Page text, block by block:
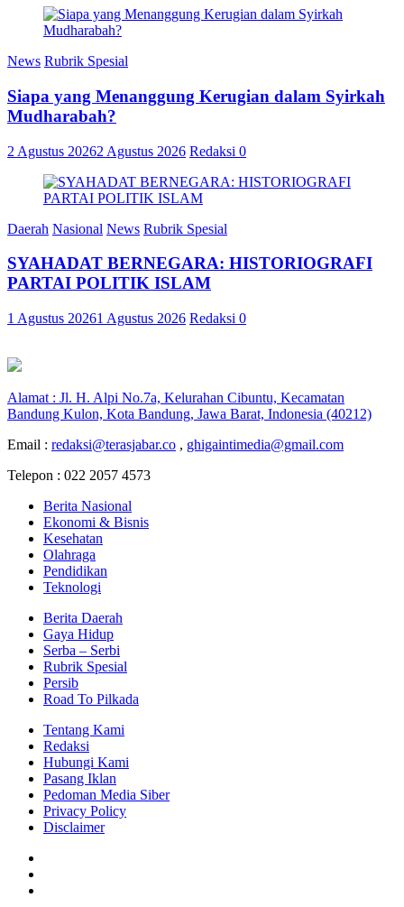
News Rubrik Spesial
Siapa yang Menanggung Kerugian dalam Syirkah
Mudharabah?
2 Agustus 20262 Agustus 2026 Redaksi 0
Daerah Nasional News Rubrik Spesial
SYAHADAT BERNEGARA: HISTORIOGRAFI
PARTAI POLITIK ISLAM
1 Agustus 20261 Agustus 2026 Redaksi 0
Alamat : Jl. H. Alpi No.7a, Kelurahan Cibuntu, Kecamatan
Bandung Kulon, Kota Bandung, Jawa Barat, Indonesia (40212)
Email : redaksi@terasjabar.co , ghigaintimedia@gmail.com
Telepon : 022 2057 4573
Berita Nasional
Ekonomi & Bisnis
Kesehatan
Olahraga
Pendidikan
Teknologi
Berita Daerah
Gaya Hidup
Serba – Serbi
Rubrik Spesial
Persib
Road To Pilkada
Tentang Kami
Redaksi
Hubungi Kami
Pasang Iklan
Pedoman Media Siber
Privacy Policy
Disclaimer